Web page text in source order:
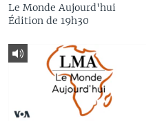
Le Monde Aujourd'hui
Édition de 19h30